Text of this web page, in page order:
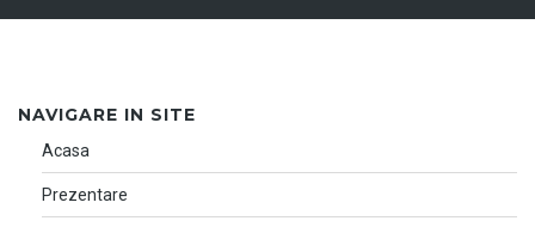
NAVIGARE IN SITE
Acasa
Prezentare